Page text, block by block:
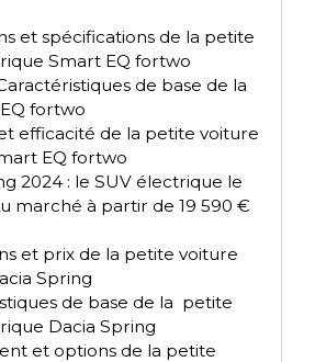
et spécifications de la petite
Smart EQ fortwo
de base de la
fortwo
efficacité de la petite voiture
EQ fortwo
2024 : le SUV électrique le
marché à partir de 19 590 €
et prix de la petite voiture
Spring
de base de la petite
Dacia Spring
et options de la petite